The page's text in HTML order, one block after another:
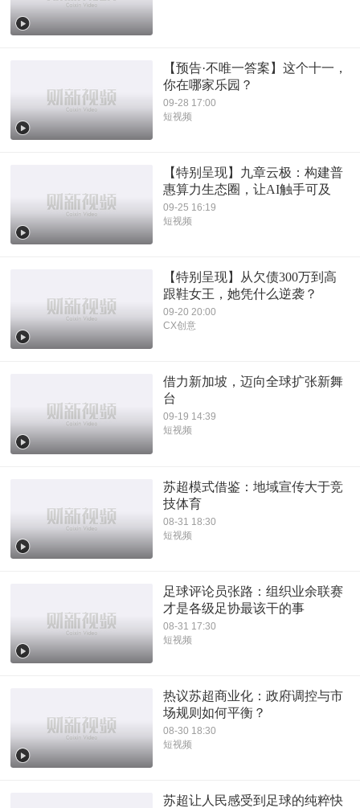
【预告·不唯一答案】这个十一，
你在哪家乐园？
09-28 17:00
短视频
【特别呈现】九章云极：构建普
惠算力生态圈，让AI触手可及
09-25 16:19
短视频
【特别呈现】从欠债300万到高
跟鞋女王，她凭什么逆袭？
09-20 20:00
CX创意
借力新加坡，迈向全球扩张新舞
台
09-19 14:39
短视频
苏超模式借鉴：地域宣传大于竞
技体育
08-31 18:30
短视频
足球评论员张路：组织业余联赛
才是各级足协最该干的事
08-31 17:30
短视频
热议苏超商业化：政府调控与市
场规则如何平衡？
08-30 18:30
短视频
苏超让人民感受到足球的纯粹快